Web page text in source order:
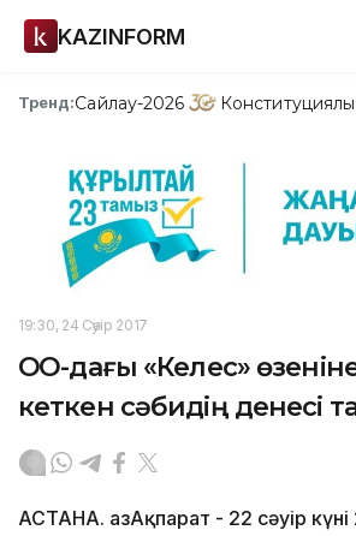
KAZINFORM
Тренд:Сайлау-2026
19:30, 24 Сәуір 2017
ОҚО-дағы «Келес»
кеткен сәбидің денесі
АСТАНА. ҚазАқпарат - 22 сәуір күні